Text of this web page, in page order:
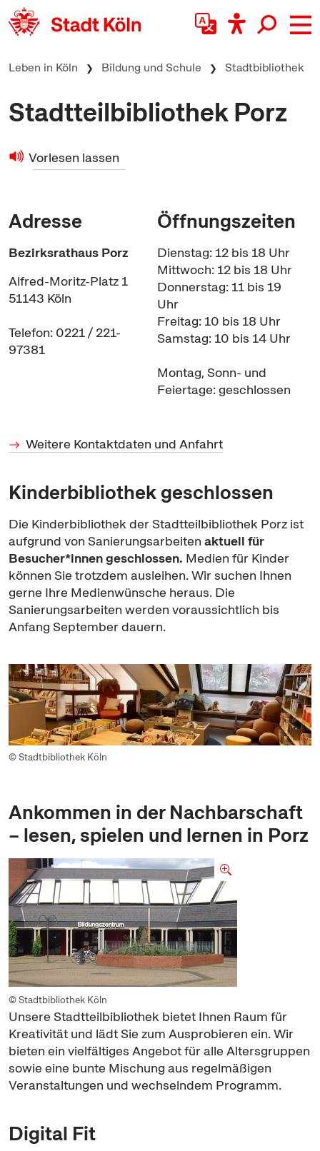
zum Inhalt springen
Leben in Köln Bildung und Schule Stadtbibliothek
Stadtteilbibliothek Porz
Vorlesen lassen
Adresse
Bezirksrathaus Porz
Alfred-Moritz-Platz 1
51143 Köln
Telefon: 0221 / 221-
97381
Öffnungszeiten
Dienstag: 12 bis 18 Uhr
Mittwoch: 12 bis 18 Uhr
Donnerstag: 11 bis 19
Uhr
Freitag: 10 bis 18 Uhr
Samstag: 10 bis 14 Uhr
Montag, Sonn- und
Feiertage: geschlossen
Weitere Kontaktdaten und Anfahrt
Kinderbibliothek geschlossen
Die Kinderbibliothek der Stadtteilbibliothek Porz ist
aufgrund von Sanierungsarbeiten aktuell für
Besucher*innen geschlossen. Medien für Kinder
können Sie trotzdem ausleihen. Wir suchen Ihnen
gerne Ihre Medienwünsche heraus. Die
Sanierungsarbeiten werden voraussichtlich bis
Anfang September dauern.
© Stadtbibliothek Köln
Ankommen in der Nachbarschaft
– lesen, spielen und lernen in Porz
© Stadtbibliothek Köln
Unsere Stadtteilbibliothek bietet Ihnen Raum für
Kreativität und lädt Sie zum Ausprobieren ein. Wir
bieten ein vielfältiges Angebot für alle Altersgruppen
sowie eine bunte Mischung aus regelmäßigen
Veranstaltungen und wechselndem Programm.
Digital Fit